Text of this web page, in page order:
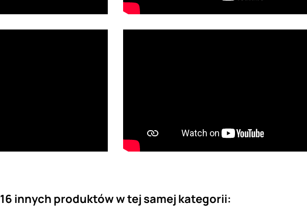
16 innych produktów w tej samej kategorii: